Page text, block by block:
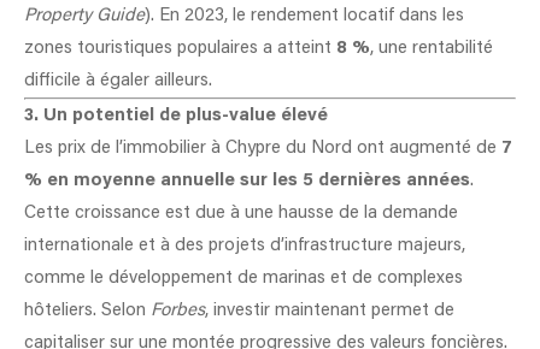
Property Guide). En 2023, le rendement locatif dans les
zones touristiques populaires a atteint 8 %, une rentabilité
difficile à égaler ailleurs.
3. Un potentiel de plus-value élevé
Les prix de l’immobilier à Chypre du Nord ont augmenté de 7
% en moyenne annuelle sur les 5 dernières années.
Cette croissance est due à une hausse de la demande
internationale et à des projets d’infrastructure majeurs,
comme le développement de marinas et de complexes
hôteliers. Selon Forbes, investir maintenant permet de
capitaliser sur une montée progressive des valeurs foncières.